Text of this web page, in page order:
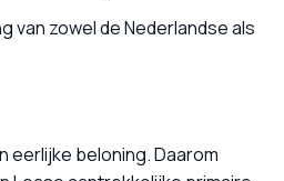
van zowel de Nederlandse als
eerlijke beloning. Daarom